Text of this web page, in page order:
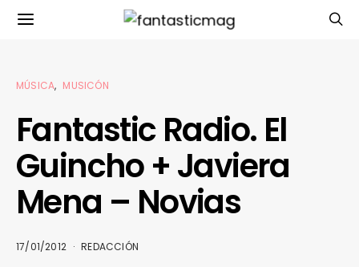
MÚSICA MUSICÓN
Fantastic Radio. El
Guincho + Javiera
Mena – Novias
17/01/2012 REDACCIÓN